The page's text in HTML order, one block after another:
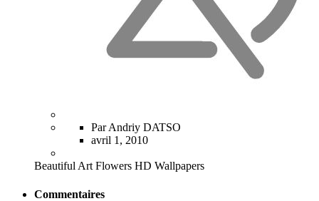
Par Andriy DATSO
avril 1, 2010
Beautiful Art Flowers HD Wallpapers
Commentaires